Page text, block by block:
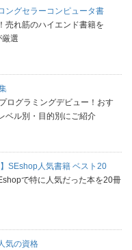
ングセラーコンピュータ書
売れ筋のハイエンド書籍を
選
ログラミングデビュー！おす
ベル別・目的別にご紹介
】SEshop人気書籍 ベスト20
で特に人気だった本を20冊
気の資格